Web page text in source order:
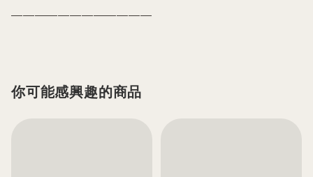
————————————
你可能感興趣的商品